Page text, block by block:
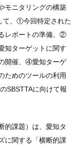
モニタリングの構築
て、①今回特定された
レポートの準備、②
知ターゲットに関す
開催、④愛知ターゲ
ためのツールの利用
SBSTTAに向けて報
的課題）は、愛知タ
に関する「横断的課